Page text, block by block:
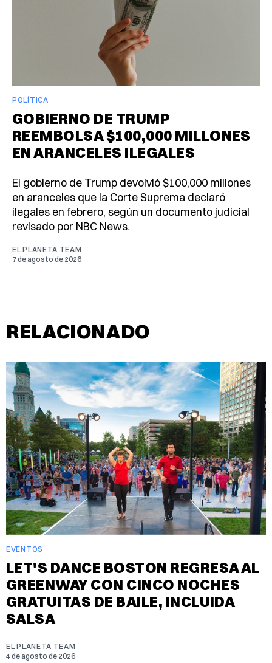
POLÍTICA
GOBIERNO DE TRUMP
REEMBOLSA $100,000 MILLONES
EN ARANCELES ILEGALES
El gobierno de Trump devolvió $100,000 millones
en aranceles que la Corte Suprema declaró
ilegales en febrero, según un documento judicial
revisado por NBC News.
EL PLANETA TEAM
7 de agosto de 2026
RELACIONADO
EVENTOS
LET'S DANCE BOSTON REGRESA AL
GREENWAY CON CINCO NOCHES
GRATUITAS DE BAILE, INCLUIDA
SALSA
EL PLANETA TEAM
4 de agosto de 2026